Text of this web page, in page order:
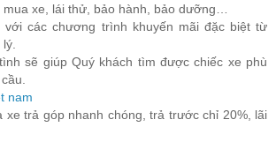
mua xe, lái thử, bảo hành, bảo dưỡng…
với các chương trình khuyến mãi đặc biệt từ
sẽ giúp Quý khách tìm được chiếc xe phù
nam
xe trả góp nhanh chóng, trả trước chỉ 20%, lãi